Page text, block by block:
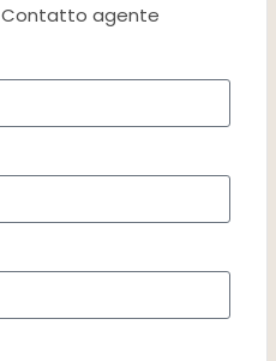
Contatto agente